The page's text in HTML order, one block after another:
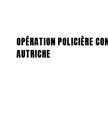
OPÉRATION POLICIÈRE
AUTRICHE